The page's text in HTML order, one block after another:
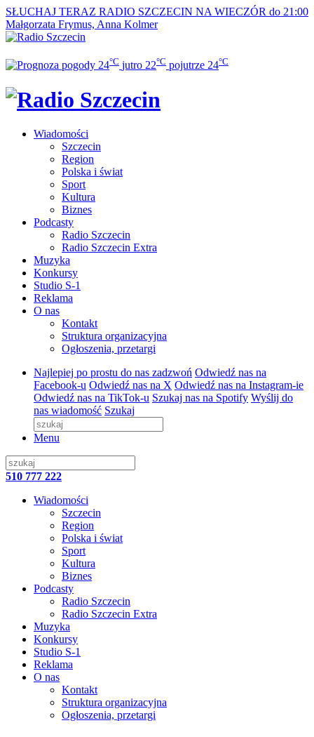
SŁUCHAJ TERAZ RADIO SZCZECIN NA WIECZÓR do 21:00
Małgorzata Frymus, Anna Kolmer
24°C jutro 22°C pojutrze 24°C
Wiadomości
Szczecin
Region
Polska i świat
Sport
Kultura
Biznes
Podcasty
Radio Szczecin
Radio Szczecin Extra
Muzyka
Konkursy
Studio S-1
Reklama
O nas
Kontakt
Struktura organizacyjna
Ogłoszenia, przetargi
Najlepiej po prostu do nas zadzwoń Odwiedź nas na
Facebook-u Odwiedź nas na X Odwiedź nas na Instagram-ie
Odwiedź nas na TikTok-u Szukaj nas na Spotify Wyślij do
nas wiadomość Szukaj
Menu
510 777 222
Wiadomości
Szczecin
Region
Polska i świat
Sport
Kultura
Biznes
Podcasty
Radio Szczecin
Radio Szczecin Extra
Muzyka
Konkursy
Studio S-1
Reklama
O nas
Kontakt
Struktura organizacyjna
Ogłoszenia, przetargi